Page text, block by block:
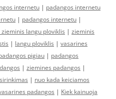
internetu | padangos internetu
| padangos internetu |
langu ploviklis | zieminis
| langu ploviklis | vasarines
pigiau | padangos
| ziemines padangos |
| nuo kada keiciamos
padangos | Kiek kainuoja